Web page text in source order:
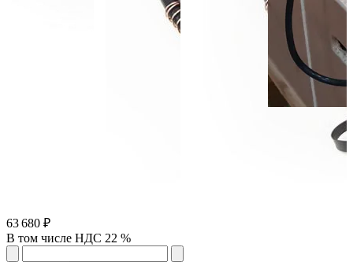
63 680 ₽
В том числе НДС 22 %